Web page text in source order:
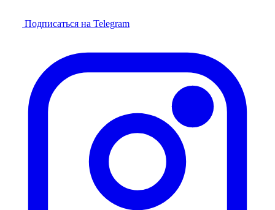
Подписаться на Telegram